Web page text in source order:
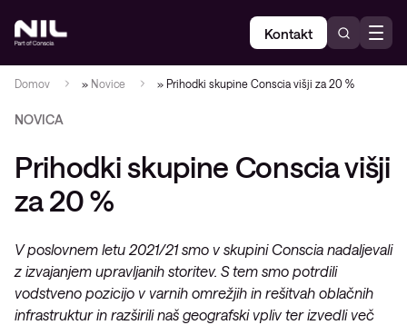
Kontakt
Domov » Novice » Prihodki skupine Conscia višji za 20 %
NOVICA
Prihodki skupine Conscia višji
za 20 %
V poslovnem letu 2021/21 smo v skupini Conscia nadaljevali
z izvajanjem upravljanih storitev. S tem smo potrdili
vodstveno pozicijo v varnih omrežjih in rešitvah oblačnih
infrastruktur in razširili naš geografski vpliv ter izvedli več